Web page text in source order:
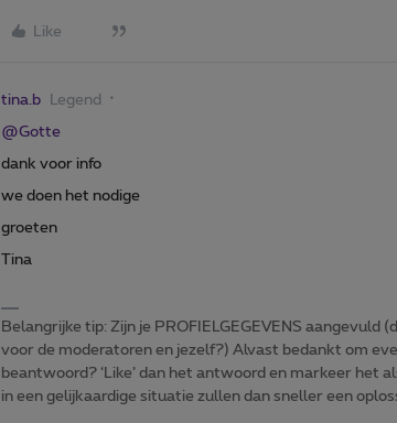
Like
tina.b Legend
@Gotte
dank voor info
we doen het nodige
groeten
Tina
Belangrijke tip: Zijn je PROFIELGEGEVENS aangevuld
voor de moderatoren en jezelf?) Alvast bedankt om
beantwoord? ‘Like’ dan het antwoord en markeer het
in een gelijkaardige situatie zullen dan sneller een